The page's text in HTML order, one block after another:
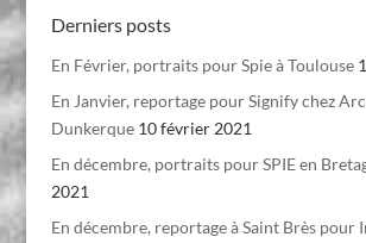
Derniers posts
En Février, portraits pour Spie à Toulouse
En Janvier, reportage pour Signify chez
Dunkerque 10 février 2021
En décembre, portraits pour SPIE en
2021
En décembre, reportage à Saint Brès pour